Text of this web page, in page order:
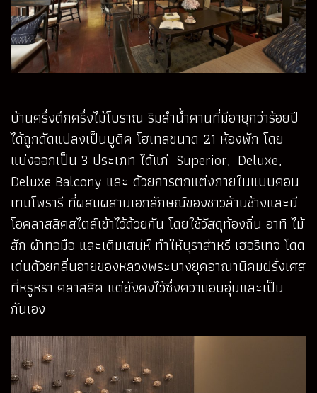
บ้านครึ่งตึกครึ่งไม้โบราณ ริมลำน้ำคานที่มีอายุกว่าร้อยปี
ได้ถูกดัดแปลงเป็นบูติค โฮเทลขนาด 21 ห้องพัก โดย
แบ่งออกเป็น 3 ประเภท ได้แก่ Superior, Deluxe,
Deluxe Balcony และ ด้วยการตกแต่งภายในแบบคอน
เทมโพรารี ที่ผสมผสานเอกลักษณ์ของชาวล้านช้างและนี
โอคลาสสิคสไตล์เข้าไว้ด้วยกัน โดยใช้วัสดุท้องถิ่น อาทิ ไม้
สัก ผ้าทอมือ และเติมเสน่ห์ ทำให้บุราส่าหรี เฮอริเทจ โดด
เด่นด้วยกลิ่นอายของหลวงพระบางยุคอาณานิคมฝรั่งเศส
ที่หรูหรา คลาสสิค แต่ยังคงไว้ซึ่งความอบอุ่นและเป็น
กันเอง